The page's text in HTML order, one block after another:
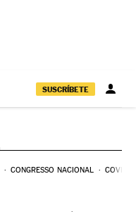
SUSCRÍBETE
CONGRESSO NACIONAL COVID-